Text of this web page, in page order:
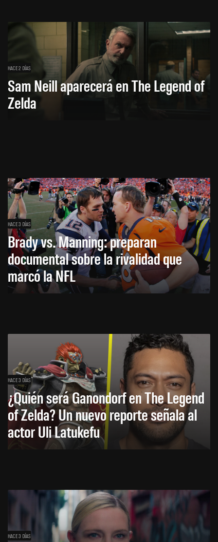
HACE 2 DÍAS
Sam Neill aparecerá en The Legend of
Zelda
HACE 3 DÍAS
Brady vs. Manning: preparan
documental sobre la rivalidad que
marcó la NFL
HACE 3 DÍAS
¿Quién será Ganondorf en The Legend
of Zelda? Un nuevo reporte señala al
actor Uli Latukefu
HACE 3 DÍAS